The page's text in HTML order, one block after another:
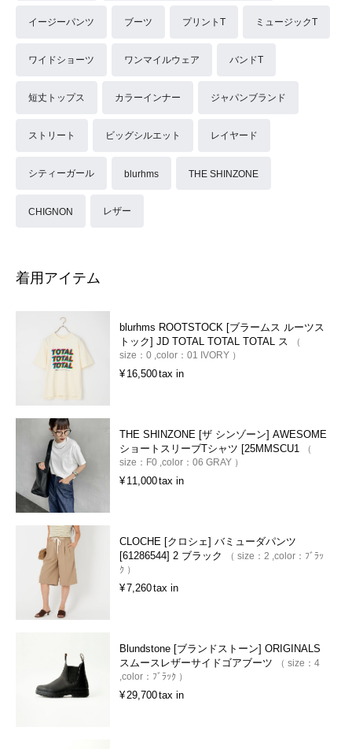
イージーパンツ ブーツ プリントT ミュージックT
ワイドショーツ ワンマイルウェア バンドT
短丈トップス カラーインナー ジャパンブランド
ストリート ビッグシルエット レイヤード
シティーガール blurhms THE SHINZONE
CHIGNON レザー
着用アイテム
blurhms ROOTSTOCK [ブラームス ルーツス
トック] JD TOTAL TOTAL TOTAL ス
size： 0 color： 01 IVORY
¥ 16,500tax in
THE SHINZONE [ザ シンゾーン] AWESOME
ショートスリーブTシャツ [25MMSCU1
size： F0 color： 06 GRAY
¥ 11,000tax in
CLOCHE [クロシェ] バミューダパンツ
[61286544] 2 ブラック
size： 2 color： ﾌﾞﾗｯ
ｸ
¥7,260tax in
Blundstone [ブランドストーン] ORIGINALS
スムースレザーサイドゴアブーツ
size： 4
color： ﾌﾞﾗｯｸ
¥29,700tax in